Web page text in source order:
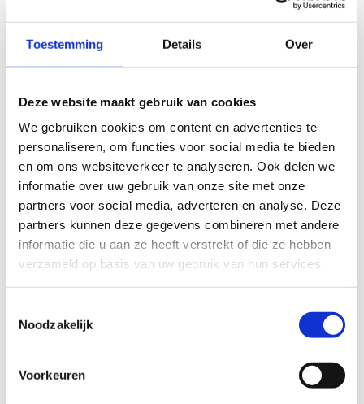
Toestemming Details Over
Deze website maakt gebruik van cookies
We gebruiken cookies om content en advertenties te
personaliseren, om functies voor social media te bieden
en om ons websiteverkeer te analyseren. Ook delen we
informatie over uw gebruik van onze site met onze
partners voor social media, adverteren en analyse. Deze
partners kunnen deze gegevens combineren met andere
informatie die u aan ze heeft verstrekt of die ze hebben
verzameld op basis van uw gebruik van hun services.
Noodzakelijk
Voorkeuren
bouwen
Hoe ziet een duurzame, zelfs regeneratieve toekomst van
de sportwereld eruit? Sport heeft het potentieel om
bevorderen. Maar hoe dan?
Op het Sportinnovatiecongres #SIC2023 deelde Lien De
Ruyck vanRegenerative Futures Nieuwsbrief
hoopvolle toekomstscenario’s voor de sport. Metdeze
presentatie
hopen we ook jou te overtuigen van het
belang van langetermijndenken voor de sector. Van groene
sporthubs tot spierkrachtcentrales. Hier train je je
verbeeldingsspier.